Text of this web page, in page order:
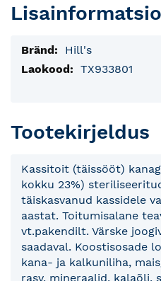
Lisainfo
Hill's
TX933801
Tootekirjeldus
Kassitoit (täissööt)
kokku 23%)
täiskasvanud kassidele
aastat. Toitumisalane
vt.pakendilt. Värske
saadaval. Koostisosade
kana- ja kalkuniliha,
rasv, mineraalid, kalaõli,